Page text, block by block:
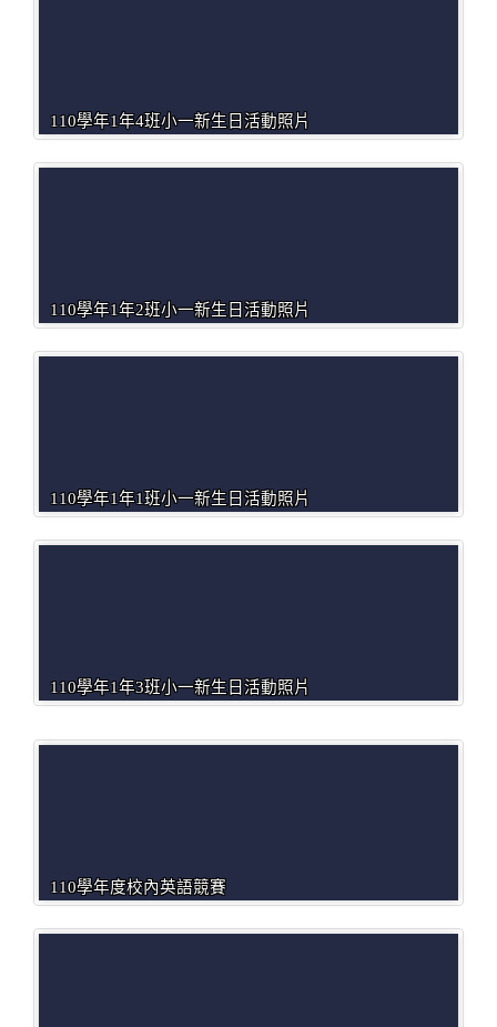
110學年1年4班小一新生日活動照片
110學年1年2班小一新生日活動照片
110學年1年1班小一新生日活動照片
110學年1年3班小一新生日活動照片
110學年度校內英語競賽